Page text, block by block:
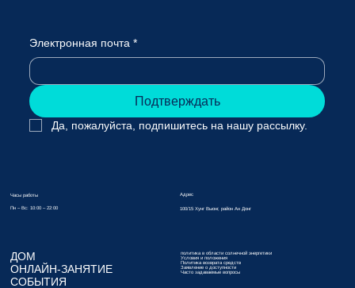
Электронная почта *
Подтверждать
Да, пожалуйста, подпишитесь на нашу рассылку.
Часы работы
Пн – Вс: 10:00 – 22:00
Адрес
100/15 Хунг Выонг, район Ан Донг
ДОМ
ОНЛАЙН-ЗАНЯТИЕ
СОБЫТИЯ
политика в области солнечной энергетики
Условия и положения
Политика возврата средств
Заявление о доступности
Часто задаваемые вопросы